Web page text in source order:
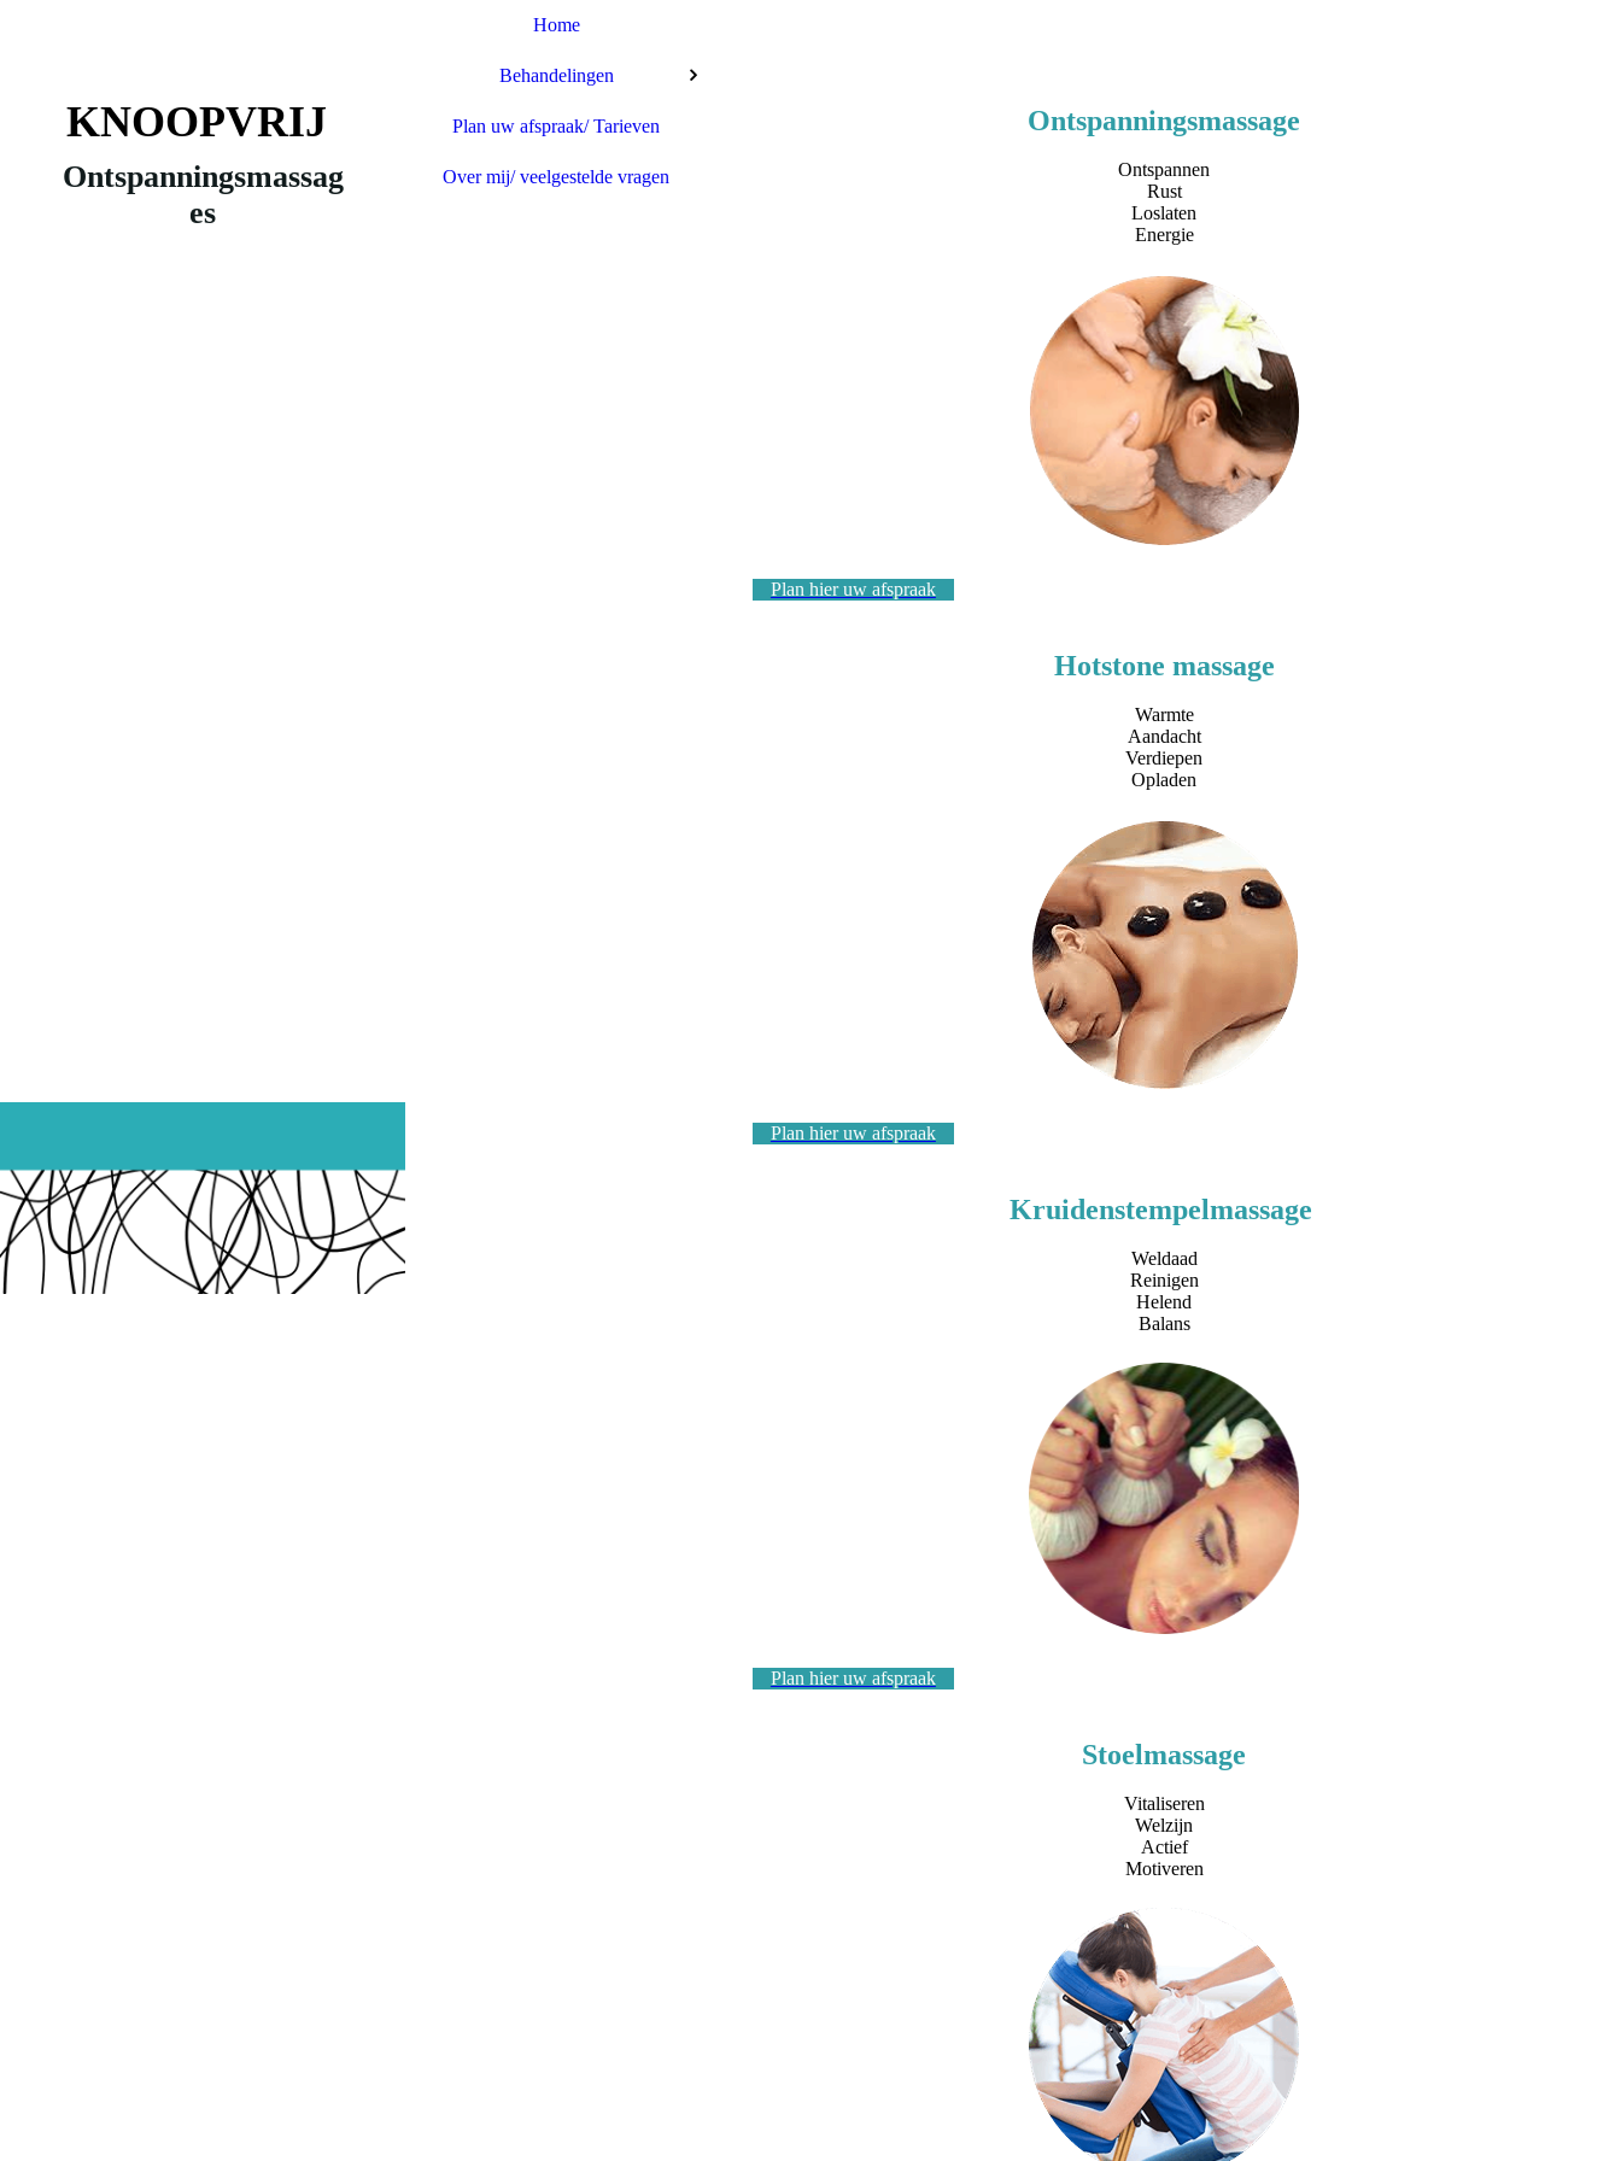
KNOOPVRIJ
Ontspanningsmassag
es
Home
Behandelingen
Plan uw afspraak/ Tarieven
Over mij/ veelgestelde vragen
Ontspanningsmassage
Ontspannen
Rust
Loslaten
Energie
Plan hier uw afspraak
Hotstone massage
Warmte
Aandacht
Verdiepen
Opladen
Plan hier uw afspraak
Kruidenstempelmassage
Weldaad
Reinigen
Helend
Balans
Plan hier uw afspraak
Stoelmassage
Vitaliseren
Welzijn
Actief
Motiveren